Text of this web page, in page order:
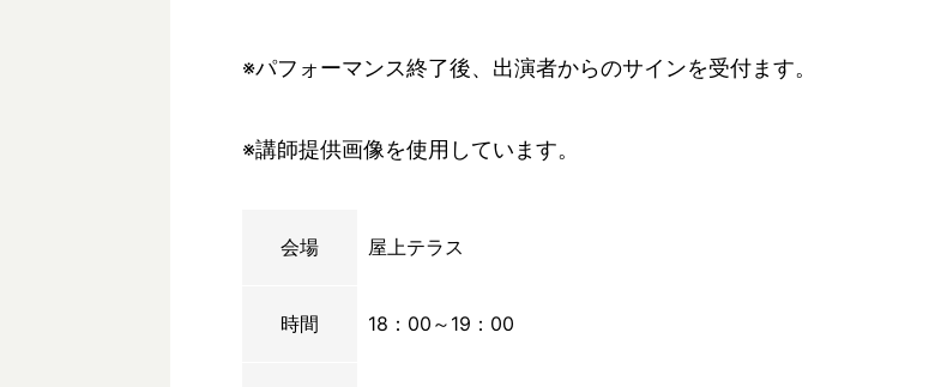
※パフォーマンス終了後、出演者からのサインを受付ます。
※講師提供画像を使用しています。
会場 屋上テラス
時間 18：00～19：00